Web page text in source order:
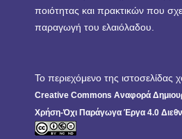
ποιότητας και πρακτικών που
παραγωγή του ελαιόλαδου.
Το περιεχόμενο της ιστοσελίδας
Creative Commons Αναφορά
Χρήση-Όχι Παράγωγα Έργα 4.0